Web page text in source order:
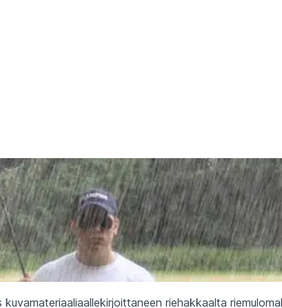
riehakkaalta